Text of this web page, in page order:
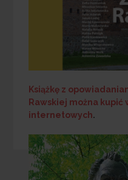
Książkę z
Rawskiej można kupić
internetowych.